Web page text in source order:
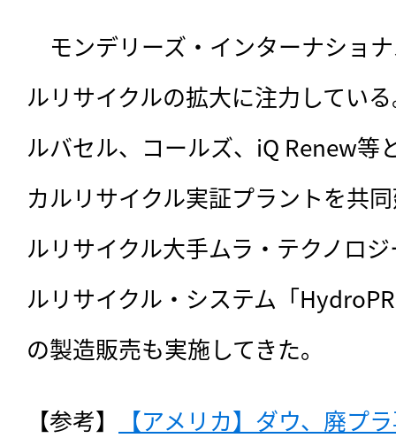
モンデリーズ・インターナショ
ルリサイクルの拡大に注力してい
ルバセル、コールズ、iQ Renew等
カルリサイクル実証プラントを共
ルリサイクル大手ムラ・テクノロ
ルリサイクル・システム「
の製造販売も実施してきた。
【参考】
【アメリカ】ダウ、廃プ